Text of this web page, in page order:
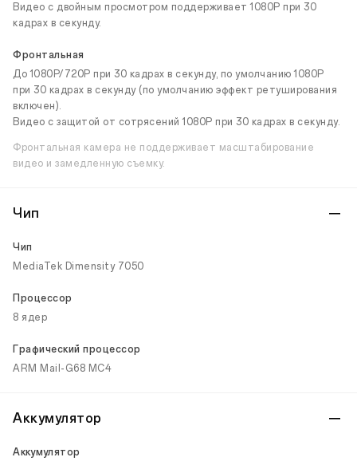
Видео с двойным просмотром поддерживает 1080P при 30
кадрах в секунду.
Фронтальная
До 1080P/720P при 30 кадрах в секунду, по умолчанию 1080P
при 30 кадрах в секунду (по умолчанию эффект ретуширования
включен).
Видео с защитой от сотрясений 1080P при 30 кадрах в секунду.
Фронтальная камера не поддерживает масштабирование
видео и замедленную съемку.
Чип
Чип
MediaTek Dimensity 7050
Процессор
8 ядер
Графический процессор
ARM Mail-G68 MC4
Аккумулятор
Аккумулятор